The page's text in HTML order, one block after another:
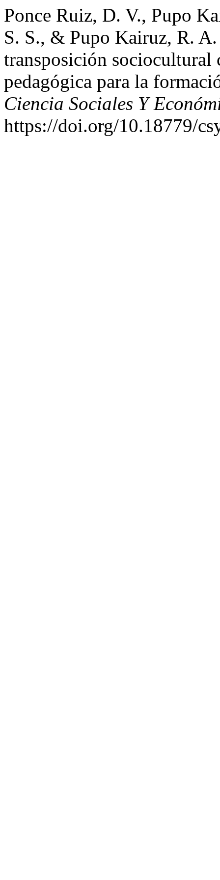
Ponce Ruiz, D. V., Pupo
S. S., & Pupo Kairuz, R.
transposición sociocultural
pedagógica para la
Ciencia Sociales Y
https://doi.org/10.18779/